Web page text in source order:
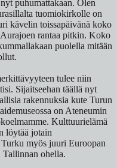
puhumattakaan. Olen
tuomiokirkolle on
kävelin toissapäivänä koko
rantaa pitkin. Koko
puolella mitään
tulee niin
Sijaitseehan täällä nyt
rakennuksia kute Turun
on Ateneumin
Kulttuurielämä
löytää jotain
myös juuri Euroopan
ohella.